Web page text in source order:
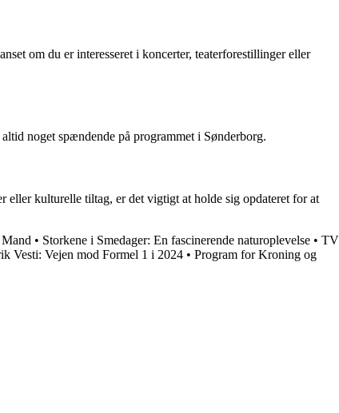
om du er interesseret i koncerter, teaterforestillinger eller
noget spændende på programmet i Sønderborg.
kulturelle tiltag, er det vigtigt at holde sig opdateret for at
• Storkene i Smedager: En fascinerende naturoplevelse • TV
Vesti: Vejen mod Formel 1 i 2024 • Program for Kroning og